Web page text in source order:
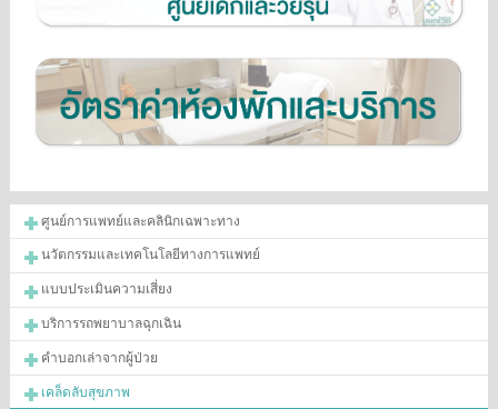
ศูนย์การแพทย์และคลินิกเฉพาะทาง
นวัตกรรมและเทคโนโลยีทางการแพทย์
แบบประเมินความเสี่ยง
บริการรถพยาบาลฉุกเฉิน
คำบอกเล่าจากผู้ป่วย
เคล็ดลับสุขภาพ